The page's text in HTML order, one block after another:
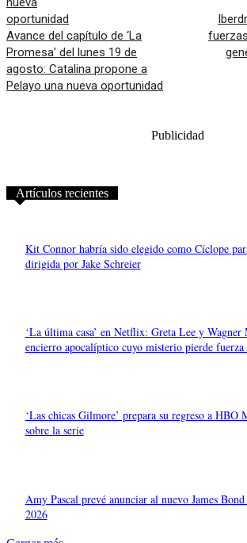
Avance del capítulo de ‘La
Promesa’ del lunes 19 de
agosto: Catalina propone a
Pelayo una nueva oportunidad
Publicidad
Artículos recientes
Kit Connor habría sido elegido como Cíclope
dirigida por Jake Schreier
‘La última casa’ en Netflix: Greta Lee y Wagner
encierro apocalíptico cuyo misterio pierde fuerza
‘Las chicas Gilmore’ prepara su regreso a HBO
sobre la serie
Amy Pascal prevé anunciar al nuevo James
2026